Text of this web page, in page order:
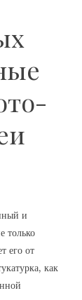
и
только
его от
как